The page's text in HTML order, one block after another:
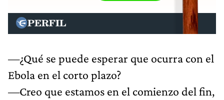
—¿Qué se puede esperar que ocurra con el
Ebola en el corto plazo?
—Creo que estamos en el comienzo del fin,